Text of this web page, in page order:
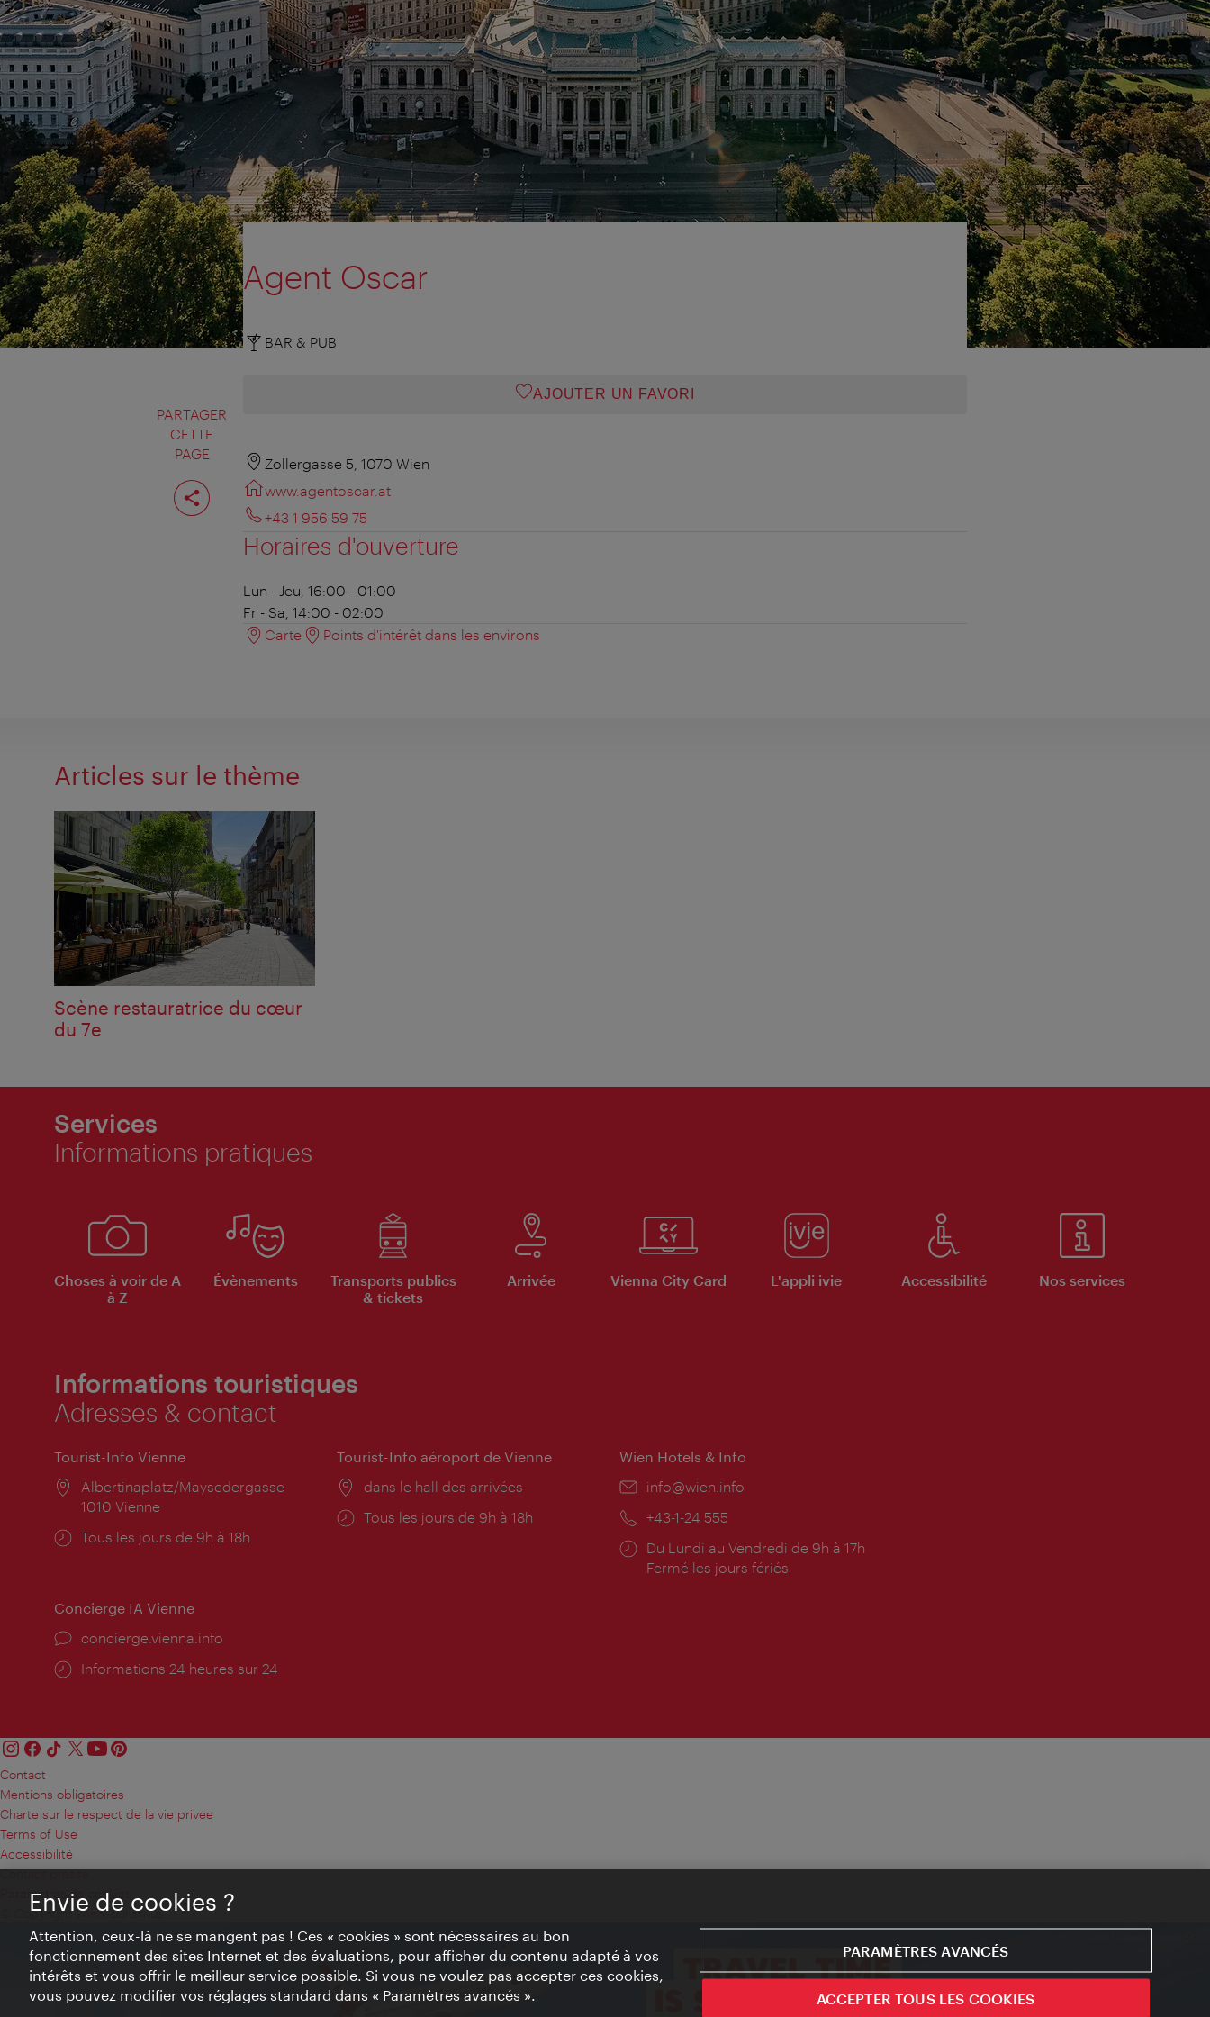
PARTAGER
CETTE
PAGE
Partager
cette
page
Agent Oscar
BAR & PUB
AJOUTER UN FAVORI
Zollergasse 5, 1070 Wien
www.agentoscar.at
+43 1 956 59 75
Horaires d'ouverture
Lun - Jeu, 16:00 - 01:00
Fr - Sa, 14:00 - 02:00
Carte
Points d'intérêt dans les environs
Articles sur le thème
Scène restauratrice du cœur
du 7e
Services
Informations pratiques
Choses à voir de A
à Z
Évènements
Transports publics
& tickets
Arrivée Vienna City Card L'appli ivie Accessibilité Nos services
Informations touristiques
Adresses & contact
Tourist-Info Vienne
Lieu:
Albertinaplatz/Maysedergasse
1010 Vienne
Horaires
Tous les jours de 9h à 18h
Tourist-Info aéroport de Vienne
Lieu:
dans le hall des arrivées
Horaires
Tous les jours de 9h à 18h
Wien Hotels & Info
E-
info@wien.info
Téléphone:
+43-1-24 555
Horaires
d'ouverture:
Du Lundi au Vendredi de 9h à 17h
Fermé les jours fériés
Concierge IA Vienne
Ort:
concierge.vienna.info
Öffnungszeiten:
Informations 24 heures sur 24
Contact
Mentions obligatoires
Charte sur le respect de la vie privée
Terms of Use
Accessibilité
Contact presse
Paramètres de cookies
© Copyright WienTourismus
Envie de cookies ?
Attention, ceux-là ne se mangent pas ! Ces « cookies » sont nécessaires au bon
fonctionnement des sites Internet et des évaluations, pour afficher du contenu adapté à vos
intérêts et vous offrir le meilleur service possible. Si vous ne voulez pas accepter ces cookies,
vous pouvez modifier vos réglages standard dans « Paramètres avancés ».
PARAMÈTRES AVANCÉS
ACCEPTER TOUS LES COOKIES